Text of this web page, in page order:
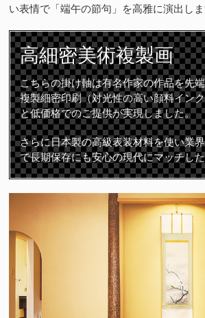
い表情で「端午の節句」を高雅に演出しま
高細密美術複製画
こちらの掛け軸は有名作家の作品を先
複製細密印刷（対光性の高い顔料イン
と低価格でのご提供が実現しました。
さらに日本製の高級表装材料を使い業
で長期保存にも安心の現代にマッチし